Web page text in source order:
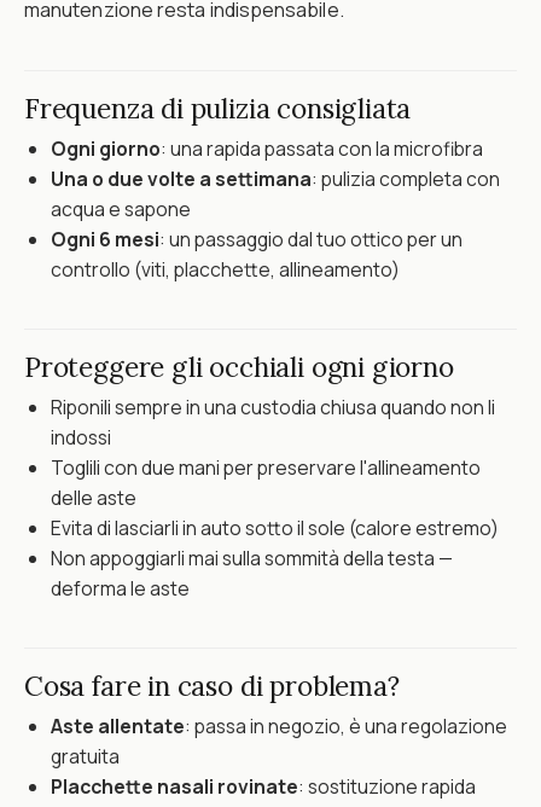
manutenzione resta indispensabile.
Frequenza di pulizia consigliata
Ogni giorno: una rapida passata con la microfibra
Una o due volte a settimana: pulizia completa con
acqua e sapone
Ogni 6 mesi: un passaggio dal tuo ottico per un
controllo (viti, placchette, allineamento)
Proteggere gli occhiali ogni giorno
Riponili sempre in una custodia chiusa quando non li
indossi
Toglili con due mani per preservare l'allineamento
delle aste
Evita di lasciarli in auto sotto il sole (calore estremo)
Non appoggiarli mai sulla sommità della testa —
deforma le aste
Cosa fare in caso di problema?
Aste allentate: passa in negozio, è una regolazione
gratuita
Placchette nasali rovinate: sostituzione rapida